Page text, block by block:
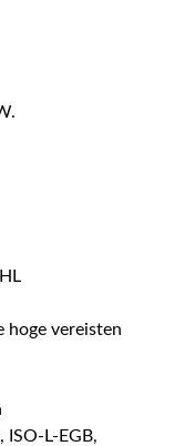
hoge vereisten
ISO-L-EGB,